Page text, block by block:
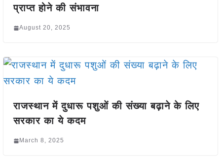
प्राप्त होने की संभावना
August 20, 2025
राजस्थान में दुधारू पशुओं की संख्या बढ़ाने के लिए
सरकार का ये कदम
March 8, 2025